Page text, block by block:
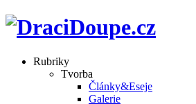
Rubriky
Tvorba
Články&Eseje
Galerie